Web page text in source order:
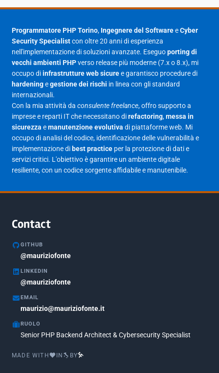
Agosto 2025 1
23
Giugno 2025
Maggio 2025 27
Aprile 2025
Marzo 2025
Febbraio 2025 17
Gennaio 2025
Giugno 2023
Maggio 2023
Agosto 2020
Marzo 2018
Febbraio 2018
Marzo 2017
Luglio 2016
Febbraio 2016
Programmatore PHP Torino, Ingegnere del SoftwareeCyber
Security Specialistcon oltre 20 anni di esperienza
nell'implementazione di soluzioni avanzate. Eseguoporting di
vecchi ambienti PHPverso release più moderne (7.x o 8.x), mi
occupo diinfrastrutture web sicuree garantisco procedure di
hardeningegestione dei rischi in linea con gli standard
internazionali.
Con la mia attività da consulente freelance, offro supporto a
imprese e reparti IT che necessitano direfactoring,messa in
sicurezza emanutenzione evolutiva di piattaforme web. Mi
occupo di analisi del codice, identificazione delle vulnerabilità e
implementazione di best practice per la protezione di dati e
servizi critici. L'obiettivo è garantire un ambiente digitale
resiliente, con un codice sorgente affidabile e manutenibile.
Contact
GITHUB
@mauriziofonte
LINKEDIN
@mauriziofonte
EMAIL
maurizio@mauriziofonte.it
RUOLO
Senior PHP Backend Architect & Cybersecurity Specialist
MADE WITH IN BY